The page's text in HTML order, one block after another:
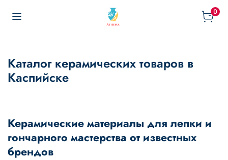
0
Каталог керамических товаров в
Каспийске
Керамические материалы для лепки и
гончарного мастерства от известных
брендов